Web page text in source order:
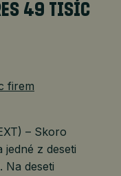
49 TISÍC
– Skoro
jedné z deseti
Na deseti